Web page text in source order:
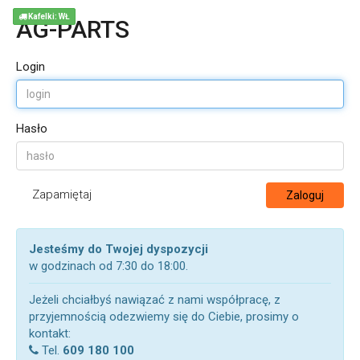
AG-PARTS
Login
Hasło
Zapamiętaj Zaloguj
Jesteśmy do Twojej dyspozycji
w godzinach od 7:30 do 18:00.
Jeżeli chciałbyś nawiązać z nami współpracę, z
przyjemnością odezwiemy się do Ciebie, prosimy o
kontakt:
Tel. 609 180 100
Kafelki: WŁ